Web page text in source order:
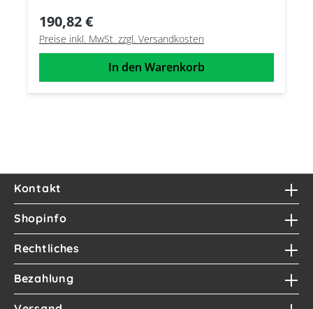
190,82 €
Preise inkl. MwSt. zzgl. Versandkosten
In den Warenkorb
Kontakt
Shopinfo
Rechtliches
Bezahlung